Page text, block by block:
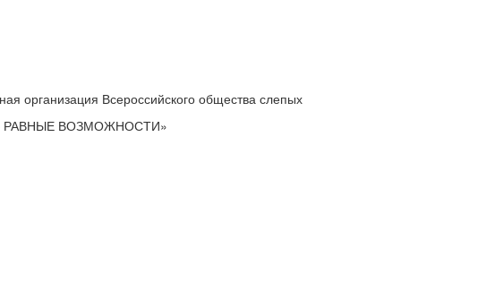
организация Всероссийского общества слепых
РАВНЫЕ ВОЗМОЖНОСТИ»